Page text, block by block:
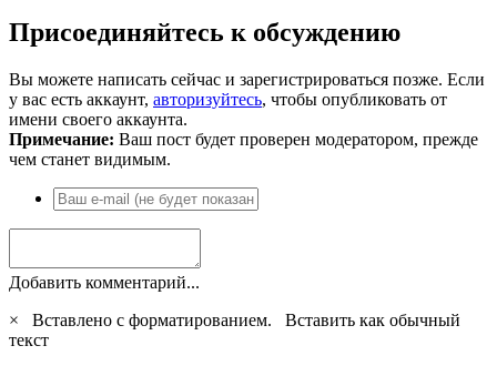
Присоединяйтесь к обсуждению
Вы можете написать сейчас и зарегистрироваться позже. Если
у вас есть аккаунт, авторизуйтесь, чтобы опубликовать от
имени своего аккаунта.
Примечание: Ваш пост будет проверен модератором, прежде
чем станет видимым.
Добавить комментарий...
×
Вставлено с форматированием. Вставить как обычный
текст